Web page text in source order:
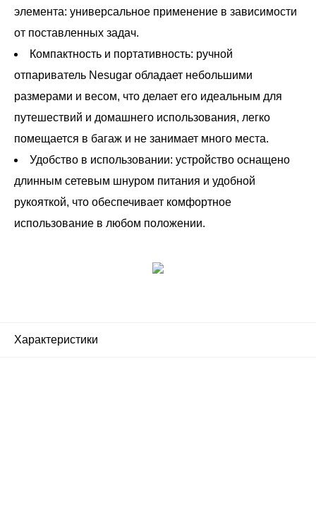
элемента: универсальное применение в зависимости
от поставленных задач.
Компактность и портативность: ручной
отпариватель Nesugar обладает небольшими
размерами и весом, что делает его идеальным для
путешествий и домашнего использования, легко
помещается в багаж и не занимает много места.
Удобство в использовании: устройство оснащено
длинным сетевым шнуром питания и удобной
рукояткой, что обеспечивает комфортное
использование в любом положении.
Характеристики